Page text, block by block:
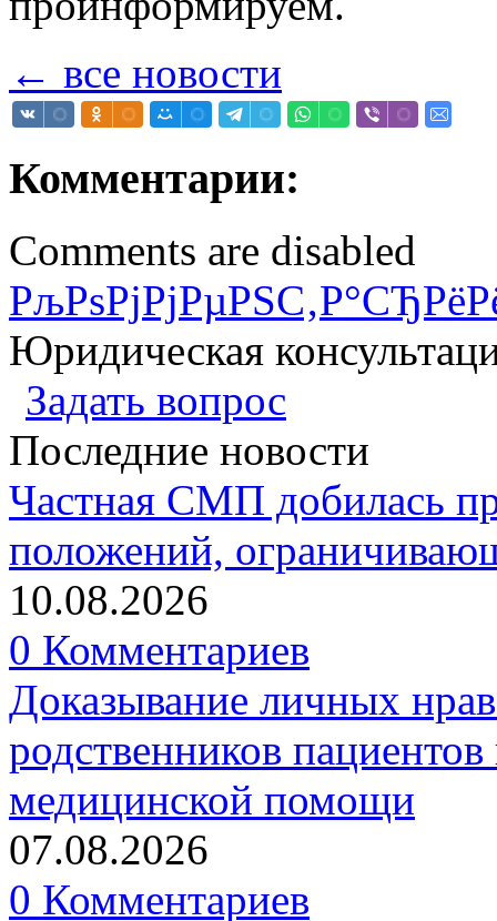
← все новости
Комментарии:
Comments are disabled
Юридическая
Задать вопрос
Последние новости
Частная СМП добилась
положений,
10.08.2026
0 Комментариев
Доказывание личных
родственников
медицинской помощи
07.08.2026
0 Комментариев